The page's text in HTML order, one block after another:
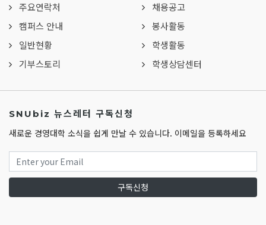
주요연락처
캠퍼스 안내
일반현황
기부스토리
채용공고
봉사활동
학생활동
학생상담센터
SNUbiz 뉴스레터 구독신청
새로운 경영대학 소식을 쉽게 만날 수 있습니다. 이메일을 등록하세요
구독신청